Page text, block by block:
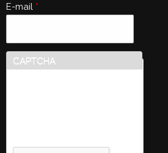
E-mail *
CAPTCHA